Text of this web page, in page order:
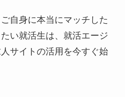
自身に本当にマッチした
い就活生は、就活エージ
サイトの活用を今すぐ始